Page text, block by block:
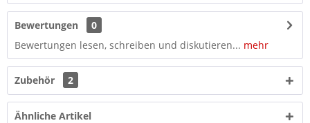
Bewertungen
0
Bewertungen lesen, schreiben und diskutieren... mehr
Zubehör 2
Ähnliche Artikel